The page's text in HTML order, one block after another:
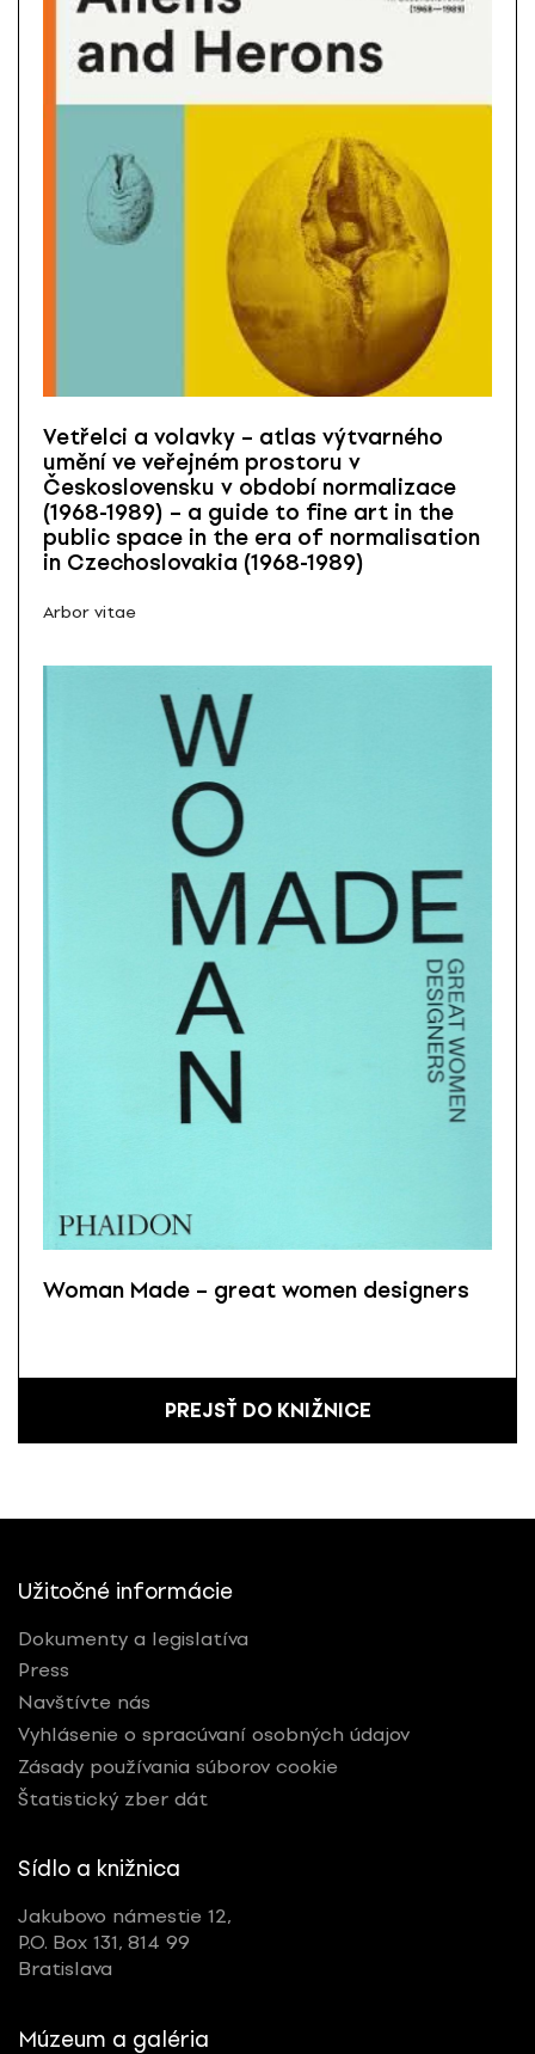
Vetřelci a volavky – atlas výtvarného
umění ve veřejném prostoru v
Československu v období normalizace
(1968-1989) – a guide to fine art in the
public space in the era of normalisation
in Czechoslovakia (1968-1989)
Arbor vitae
Woman Made – great women designers
PREJSŤ DO KNIŽNICE
Užitočné informácie
Dokumenty a legislatíva
Press
Navštívte nás
Vyhlásenie o spracúvaní osobných údajov
Zásady používania súborov cookie
Štatistický zber dát
Sídlo a knižnica
Jakubovo námestie 12,
P.O. Box 131, 814 99
Bratislava
Múzeum a galéria